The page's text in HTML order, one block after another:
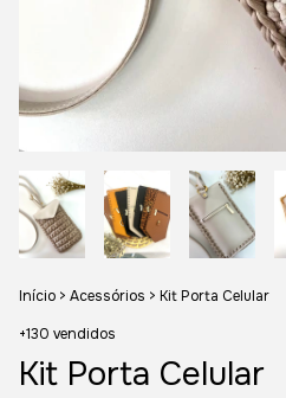
Início > Acessórios > Kit Porta Celular
+130 vendidos
Kit Porta Celular